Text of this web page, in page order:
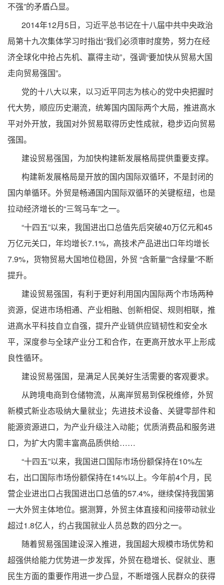
不强”的矛盾凸显。
2014年12月5日，习近平总书记在十八届中共中央政治
局第十九次集体学习时指出“我们必须审时度势，努力在经
济全球化中抢占先机、赢得主动”，强调“要加快从贸易大国
走向贸易强国”。
党的十八大以来，以习近平同志为核心的党中央把握时
代大势，顺应历史潮流，统筹国内国际两个大局，推进高水
平对外开放，我国对外贸易取得历史性成就，稳步迈向贸易
强国。
建设贸易强国，为加快构建新发展格局提供重要支撑。
构建新发展格局是开放的国内国际双循环，不是封闭的
国内单循环。外贸是畅通国内国际双循环的关键枢纽，也是
拉动经济增长的“三驾马车”之一。
“十四五”以来，我国进出口总值先后突破40万亿元和45
万亿元关口，年均增长7.1%，高技术产品进出口年均增长
7.9%，货物贸易大国地位稳固，外贸 “含新量”“含绿量”不断
提升。
建设贸易强国，有利于更好利用国内国际两个市场两种
资源，促进市场相通、产业相融、创新相促、规则相联，推
进高水平科技自立自强，提升产业链供应链韧性和安全水
平，深度参与全球产业分工和合作，在更高开放水平上形成
良性循环。
建设贸易强国，是满足人民美好生活需要的客观要求。
从跨境电商到仓储物流，从离岸贸易到保税维修，外贸
新模式新业态吸纳大量就业；先进技术设备、关键零部件和
能源资源进口，为产业升级注入动能；优质消费品和服务进
口，为扩大内需丰富高品质供给……
“十四五”以来，我国进口国际市场份额保持在10%左
右，出口国际市场份额保持在14%以上。今年前4个月，民
营企业进出口占我国进出口总值的57.4%，继续保持我国第
一大外贸主体地位。据测算，外贸主体直接和间接带动就业
超过1.8亿人，约占我国就业人员总数的四分之一。
随着贸易强国建设深入推进，我国超大规模市场优势和
超强供给能力优势进一步发挥，外贸在稳增长、促就业、惠
民生方面的重要作用进一步凸显，不断增强人民群众的获得